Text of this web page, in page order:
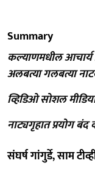
Summary
कल्याणमधील आचार्य
अलबत्या गलबत्या
व्हिडिओ सोशल
नाट्यगृहात प्रयोग
संघर्ष गांगुर्डे, साम